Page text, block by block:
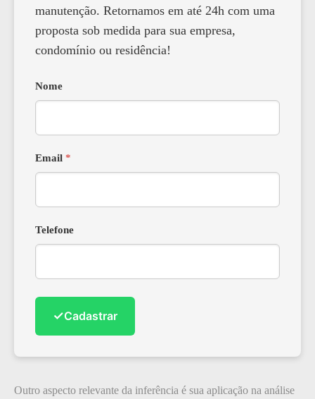
manutenção. Retornamos em até 24h com uma
proposta sob medida para sua empresa,
condomínio ou residência!
Nome
Email *
Telefone
✓Cadastrar
Outro aspecto relevante da inferência é sua aplicação na análise